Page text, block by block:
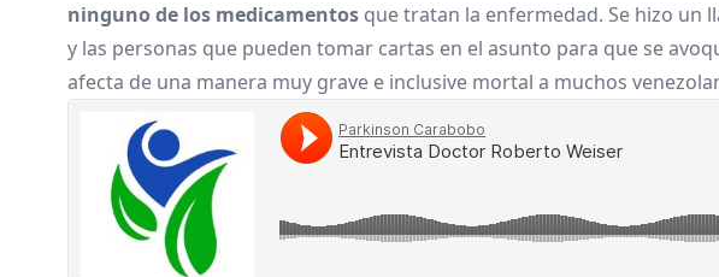
ninguno de los medicamentos que tratan la enfermedad. Se hizo un
y las personas que pueden tomar cartas en el asunto para que se
afecta de una manera muy grave e inclusive mortal a muchos